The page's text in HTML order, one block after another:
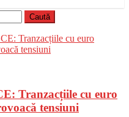
Tranzacțiile cu euro
tensiuni